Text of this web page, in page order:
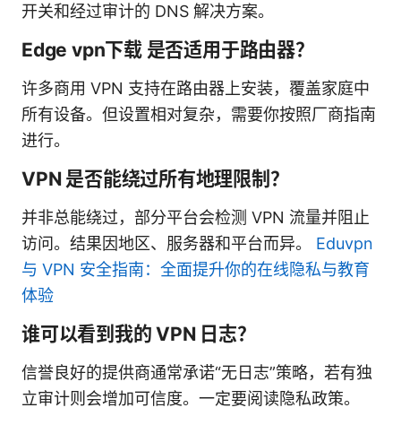
开关和经过审计的 DNS 解决方案。
Edge vpn下载 是否适用于路由器？
许多商用 VPN 支持在路由器上安装，覆盖家庭中
所有设备。但设置相对复杂，需要你按照厂商指南
进行。
VPN 是否能绕过所有地理限制？
并非总能绕过，部分平台会检测 VPN 流量并阻止
访问。结果因地区、服务器和平台而异。 Eduvpn
与 VPN 安全指南：全面提升你的在线隐私与教育
体验
谁可以看到我的 VPN 日志？
信誉良好的提供商通常承诺“无日志”策略，若有独
立审计则会增加可信度。一定要阅读隐私政策。